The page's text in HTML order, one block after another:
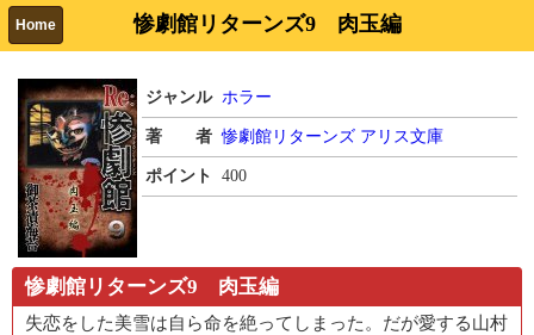
Home 惨劇館リターンズ9 肉玉編
ジャンル ホラー
著 者 惨劇館リターンズ アリス文庫
ポイント 400
惨劇館リターンズ9 肉玉編
失恋をした美雪は自ら命を絶ってしまった。だが愛する山村